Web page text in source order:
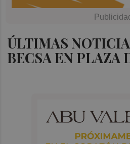
ÚLTIMAS
BECSA EN PLAZA